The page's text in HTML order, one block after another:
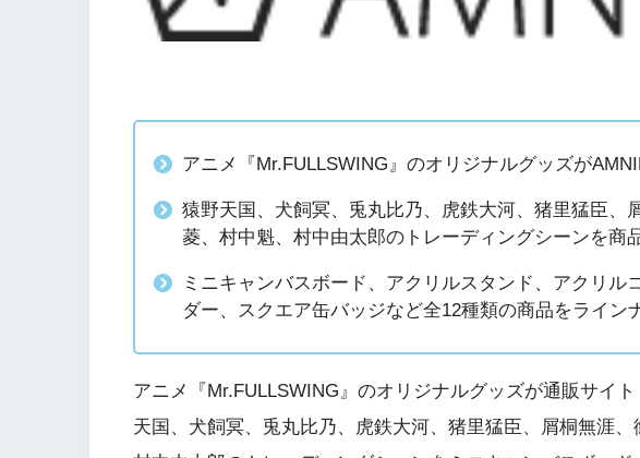
アニメ『Mr.FULLSWING』のオリジナルグッズが
猿野天国、犬飼冥、兎丸比乃、虎鉄大河、猪里猛臣、
菱、村中魁、村中由太郎のトレーディングシーンを商
ミニキャンバスボード、アクリルスタンド、アクリル
ダー、スクエア缶バッジなど全12種類の商品をライン
アニメ『Mr.FULLSWING』のオリジナルグッズが通販サイ
天国、犬飼冥、兎丸比乃、虎鉄大河、猪里猛臣、屑桐無涯、